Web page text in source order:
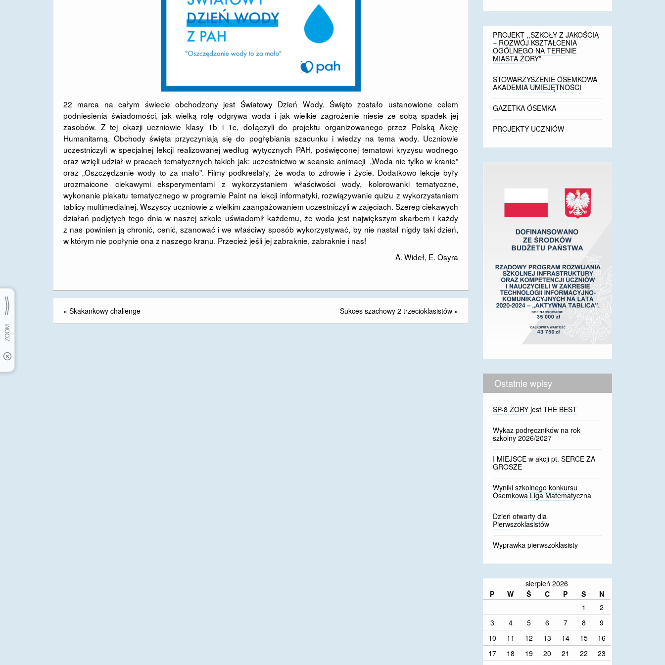
22 marca na całym świecie obchodzony jest Światowy Dzień Wody. Święto zostało ustanowione celem
podniesienia świadomości, jak wielką rolę odgrywa woda i jak wielkie zagrożenie niesie ze sobą spadek jej
zasobów. Z tej okazji uczniowie klasy 1b i 1c, dołączyli do projektu organizowanego przez Polską Akcję
Humanitarną. Obchody święta przyczyniają się do pogłębiania szacunku i wiedzy na tema wody. Uczniowie
uczestniczyli w specjalnej lekcji realizowanej według wytycznych PAH, poświęconej tematowi kryzysu wodnego
oraz wzięli udział w pracach tematycznych takich jak: uczestnictwo w seansie animacji „Woda nie tylko w kranie”
oraz „Oszczędzanie wody to za mało”. Filmy podkreślały, że woda to zdrowie i życie. Dodatkowo lekcje były
urozmaicone ciekawymi eksperymentami z wykorzystaniem właściwości wody, kolorowanki tematyczne,
wykonanie plakatu tematycznego w programie Paint na lekcji informatyki, rozwiązywanie quizu z wykorzystaniem
tablicy multimedialnej. Wszyscy uczniowie z wielkim zaangażowaniem uczestniczyli w zajęciach. Szereg ciekawych
działań podjętych tego dnia w naszej szkole uświadomił każdemu, że woda jest największym skarbem i każdy
z nas powinien ją chronić, cenić, szanować i we właściwy sposób wykorzystywać, by nie nastał nigdy taki dzień,
w którym nie popłynie ona z naszego kranu. Przecież jeśli jej zabraknie, zabraknie i nas!
A. Wideł, E. Osyra
« Skakankowy challenge Sukces szachowy 2 trzecioklasistów »
PROJEKT ,,SZKOŁY Z JAKOŚCIĄ
– ROZWÓJ KSZTAŁCENIA
OGÓLNEGO NA TERENIE
MIASTA ŻORY”
STOWARZYSZENIE ÓSEMKOWA
AKADEMIA UMIEJĘTNOŚCI
GAZETKA ÓSEMKA
PROJEKTY UCZNIÓW
Ostatnie wpisy
SP-8 ŻORY jest THE BEST
Wykaz podręczników na rok
szkolny 2026/2027
I MIEJSCE w akcji pt. SERCE ZA
GROSZE
Wyniki szkolnego konkursu
Ósemkowa Liga Matematyczna
Dzień otwarty dla
Pierwszoklasistów
Wyprawka pierwszoklasisty
sierpień 2026
P
W Ś C P S
N
1
2
3
4 5 6 7 8
9
10
11 12 13 14 15
16
17
18 19 20 21 22
23